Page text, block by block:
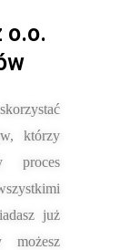
o.o.
którzy
proces
już
możesz